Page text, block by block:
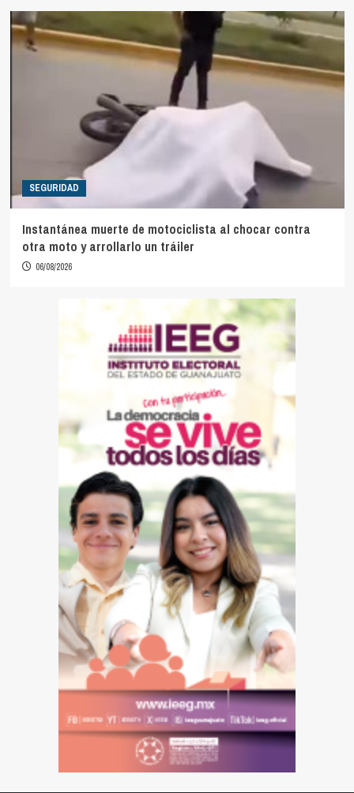
SEGURIDAD
Instantánea muerte de motociclista al chocar contra
otra moto y arrollarlo un tráiler
06/08/2026